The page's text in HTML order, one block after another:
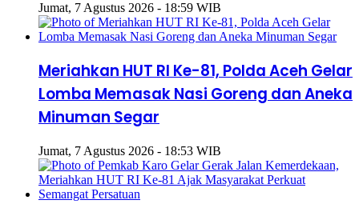
Jumat, 7 Agustus 2026 - 18:59 WIB
Meriahkan HUT RI Ke-81, Polda Aceh Gelar
Lomba Memasak Nasi Goreng dan Aneka
Minuman Segar
Jumat, 7 Agustus 2026 - 18:53 WIB